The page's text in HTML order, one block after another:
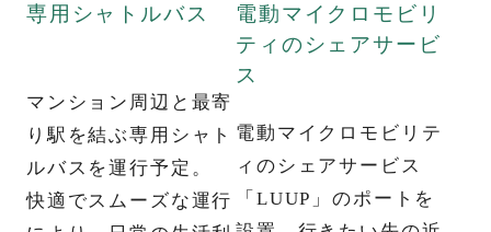
現地案内図 物件概要
INFORMATION
8.1(土)～第三期5次ご案内会【ご来場／オンライ
ン】ご予約受付中
ゲストサロンにお越しいただき、外観模型やモデルルームをご見学頂
専用シャトルバス
マンション周辺と最寄
り駅を結ぶ専用シャト
ルバスを運行予定。
快適でスムーズな運行
電動マイクロモビリ
ティのシェアサービ
ス
電動マイクロモビリテ
ィのシェアサービス
「LUUP」のポートを